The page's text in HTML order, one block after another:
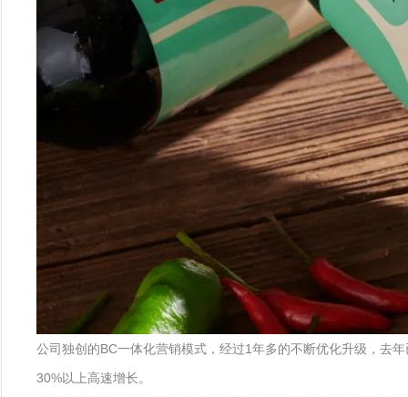
公司独创的BC一体化营销模式，经过1年多的不断优化升级，去
30%以上高速增长。